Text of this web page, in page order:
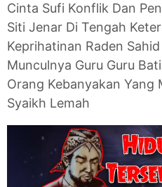
Cinta Sufi Konflik Dan
Siti Jenar Di Tengah
Keprihatinan Raden
Munculnya Guru Guru
Orang Kebanyakan Yang
Syaikh Lemah